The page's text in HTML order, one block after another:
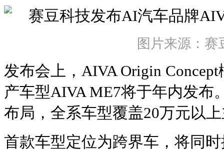
图片来源：赛
发布会上，AIVA Origin
产车型AIVA ME7将于年内发布
布局，全系车型覆盖20万元以
首款车型定位为跨界车，将同